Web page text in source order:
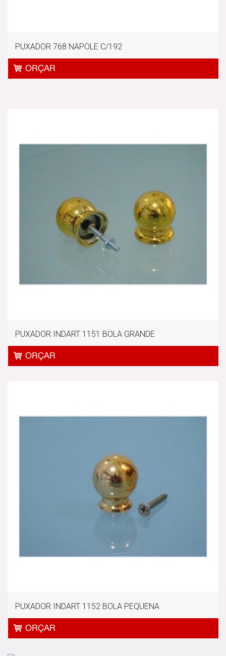
PUXADOR 768 NAPOLE C/192
PUXADOR INDART 1151 BOLA GRANDE
PUXADOR INDART 1152 BOLA PEQUENA